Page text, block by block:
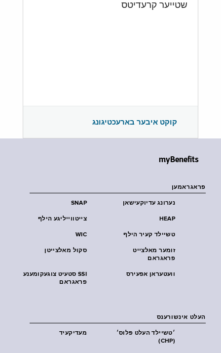
שטייער קרעדיטס
קוקט איבער בארעכטיגונג
myBenefits
פראגראמען
SNAP נערונג עדיוקעישאן
צייטווייליגע הילף HEAP
WIC טשיילד קעיר הילף
סקול מאלצייטן
זומער מאלצייט
פראגראם
SSI סטעיט צוגעקומענע
פראגראם
וועטעראן אפעירס
העלט אינשורענס
מעדיקעיד
׳טשיילד העלט פּלוס׳
(CHP)